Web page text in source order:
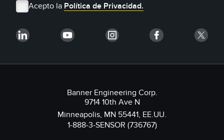
Acepto la Política de Privacidad.
Banner Engineering Corp.
9714 10th Ave N
Minneapolis, MN 55441, EE.UU.
1-888-3-SENSOR (736767)